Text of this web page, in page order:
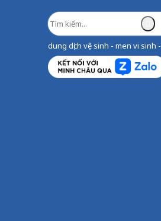
dung dịch vệ sinh - men vi sinh